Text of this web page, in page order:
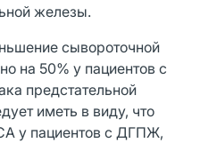
железы.
сывороточной
на 50% у пациентов с
предстательной
иметь в виду, что
у пациентов с ДГПЖ,